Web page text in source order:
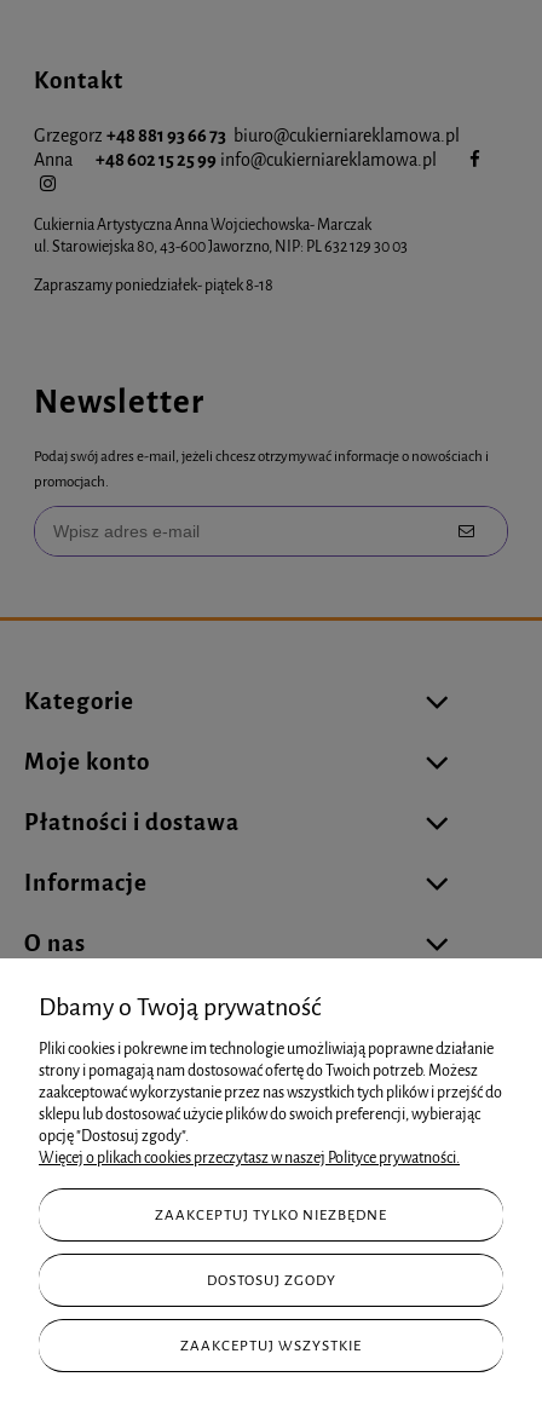
Kontakt
Grzegorz +48 881 93 66 73 biuro@cukierniareklamowa.pl
Anna
+48 602 15 25 99 info@cukierniareklamowa.pl
Cukiernia Artystyczna Anna Wojciechowska- Marczak
ul. Starowiejska 80, 43-600 Jaworzno, NIP: PL 632 129 30 03
Zapraszamy poniedziałek- piątek 8-18
Newsletter
Podaj swój adres e-mail, jeżeli chcesz otrzymywać informacje o nowościach i
promocjach.
Kategorie
Moje konto
Płatności i dostawa
Informacje
O nas
biuro@cukierniareklamowa.pl
info@cukierniareklamowa.pl
ul. Starowiejska 80, 43-600 Jaworzno
Sklep internetowy
Dbamy o Twoją prywatność
Pliki cookies i pokrewne im technologie umożliwiają poprawne działanie
strony i pomagają nam dostosować ofertę do Twoich potrzeb. Możesz
zaakceptować wykorzystanie przez nas wszystkich tych plików i przejść do
sklepu lub dostosować użycie plików do swoich preferencji, wybierając
opcję "Dostosuj zgody".
Więcej o plikach cookies przeczytasz w naszej Polityce prywatności.
ZAAKCEPTUJ TYLKO NIEZBĘDNE
DOSTOSUJ ZGODY
ZAAKCEPTUJ WSZYSTKIE